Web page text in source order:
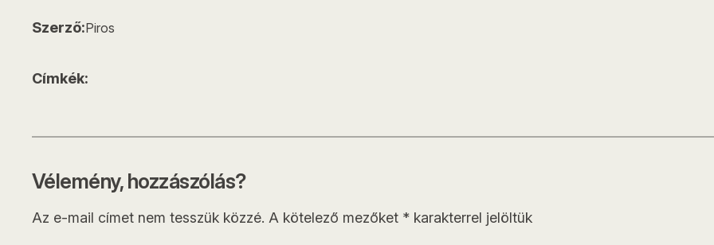
Szerző:Piros
Címkék:
Vélemény, hozzászólás?
Az e-mail címet nem tesszük közzé. A kötelező mezőket * karakterrel jelöltük